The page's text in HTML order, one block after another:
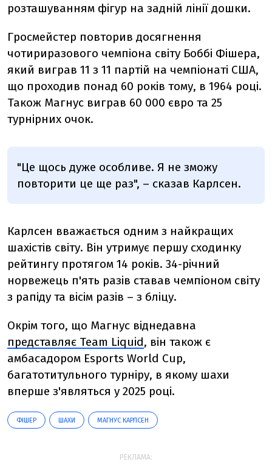
розташуванням фігур на задній лінії дошки.
Гросмейстер повторив досягнення
чотириразового чемпіона світу Боббі Фішера,
який виграв 11 з 11 партій на чемпіонаті США,
що проходив понад 60 років тому, в 1964 році.
Також Магнус виграв 60 000 євро та 25
турнірних очок.
"Це щось дуже особливе. Я не зможу
повторити це ще раз", – сказав Карлсен.
Карлсен вважається одним з найкращих
шахістів світу. Він утримує першу сходинку
рейтингу протягом 14 років. 34-річний
норвежець п'ять разів ставав чемпіоном світу
з рапіду та вісім разів – з бліцу.
Окрім того, що Магнус віднедавна
представляє Team Liquid, він також є
амбасадором Esports World Cup,
багатотитульного турніру, в якому шахи
вперше з'являться у 2025 році.
ФІШЕР ШАХИ МАГНУС КАРЛСЕН
РЕКЛАМА: